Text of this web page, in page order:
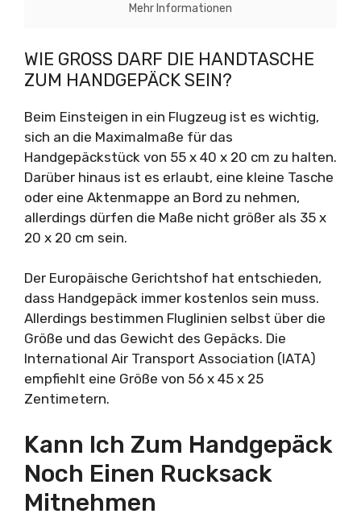
Mehr Informationen
WIE GROSS DARF DIE HANDTASCHE Z
UM HANDGEPÄCK SEIN?
Beim Einsteigen in ein Flugzeug ist es wichtig,
sich an die Maximalmaße für das
Handgepäckstück von 55 x 40 x 20 cm zu halten.
Darüber hinaus ist es erlaubt, eine kleine Tasche
oder eine Aktenmappe an Bord zu nehmen,
allerdings dürfen die Maße nicht größer als 35 x
20 x 20 cm sein.
Der Europäische Gerichtshof hat entschieden,
dass Handgepäck immer kostenlos sein muss.
Allerdings bestimmen Fluglinien selbst über die
Größe und das Gewicht des Gepäcks. Die
International Air Transport Association (IATA)
empfiehlt eine Größe von 56 x 45 x 25
Zentimetern.
Kann Ich Zum Handgepäck
Noch Einen Rucksack
Mitnehmen